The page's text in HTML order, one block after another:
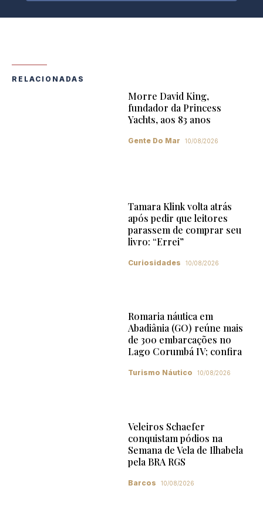
RELACIONADAS
Morre David King,
fundador da Princess
Yachts, aos 83 anos
Gente Do Mar 10/08/2026
Tamara Klink volta atrás
após pedir que leitores
parassem de comprar seu
livro: “Errei”
Curiosidades 10/08/2026
Romaria náutica em
Abadiânia (GO) reúne mais
de 300 embarcações no
Lago Corumbá IV; confira
Turismo Náutico 10/08/2026
Veleiros Schaefer
conquistam pódios na
Semana de Vela de Ilhabela
pela BRA RGS
Barcos 10/08/2026